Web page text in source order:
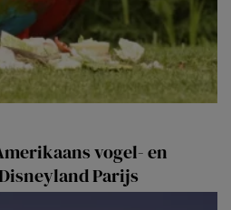
vogel- en
Parijs